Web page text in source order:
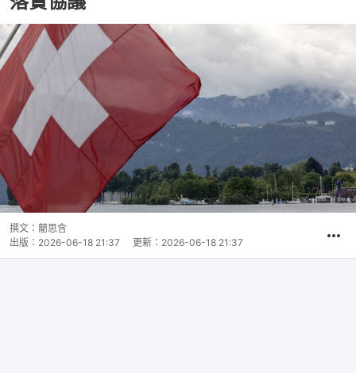
撰文： 藺思含
出版： 2026-06-18 21:37 更新： 2026-06-18 21:37